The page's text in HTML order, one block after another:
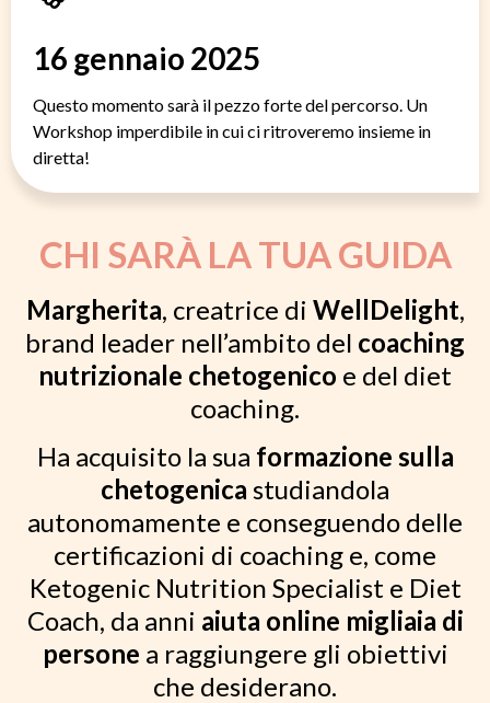
16 gennaio 2025
Questo momento sarà il pezzo forte del percorso. Un
Workshop imperdibile in cui ci ritroveremo insieme in
diretta!
CHI SARÀ LA TUA GUIDA
Margherita, creatrice di WellDelight,
brand leader nell’ambito del coaching
nutrizionale chetogenico e del diet
coaching.
Ha acquisito la sua formazione sulla
chetogenica studiandola
autonomamente e conseguendo delle
certificazioni di coaching e, come
Ketogenic Nutrition Specialist e Diet
Coach, da anni aiuta online migliaia di
persone a raggiungere gli obiettivi
che desiderano.